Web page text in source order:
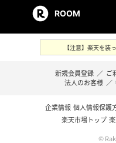
ROOM
【注意】楽天を装
新規会員登録 ／ ご
法人のお客様 ／
企業情報 個人情報保護
楽天市場トップ
©